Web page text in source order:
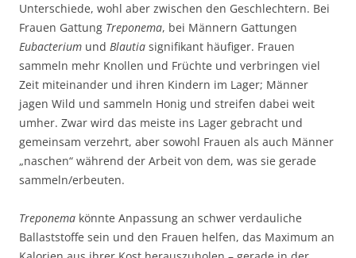
Unterschiede, wohl aber zwischen den Geschlechtern. Bei
Frauen Gattung Treponema, bei Männern Gattungen
Eubacterium und Blautia signifikant häufiger. Frauen
sammeln mehr Knollen und Früchte und verbringen viel
Zeit miteinander und ihren Kindern im Lager; Männer
jagen Wild und sammeln Honig und streifen dabei weit
umher. Zwar wird das meiste ins Lager gebracht und
gemeinsam verzehrt, aber sowohl Frauen als auch Männer
„naschen“ während der Arbeit von dem, was sie gerade
sammeln/erbeuten.
Treponema könnte Anpassung an schwer verdauliche
Ballaststoffe sein und den Frauen helfen, das Maximum an